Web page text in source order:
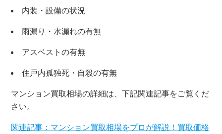
10時～18時/水曜日定休
東京本社
関西支社 0120-711-018
内装・設備の状況
雨漏り・水漏れの有無
アスベストの有無
住戸内孤独死・自殺の有無
マンション買取相場の詳細は、下記関連記事をご覧くだ
さい。
関連記事：マンション買取相場をプロが解説！買取価格